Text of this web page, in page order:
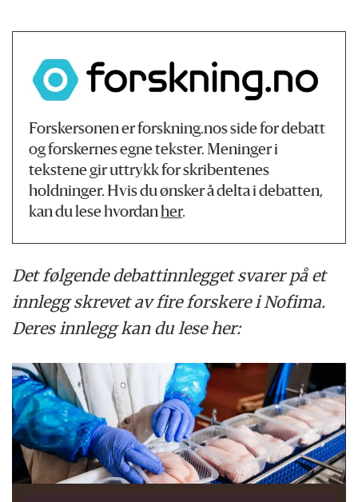
Forskersonen er forskning.nos side for debatt
og forskernes egne tekster. Meninger i
tekstene gir uttrykk for skribentenes
holdninger. Hvis du ønsker å delta i debatten,
kan du lese hvordanher.
Det følgende debattinnlegget svarer på et
innlegg skrevet av fire forskere i Nofima.
Deres innlegg kan du lese her: